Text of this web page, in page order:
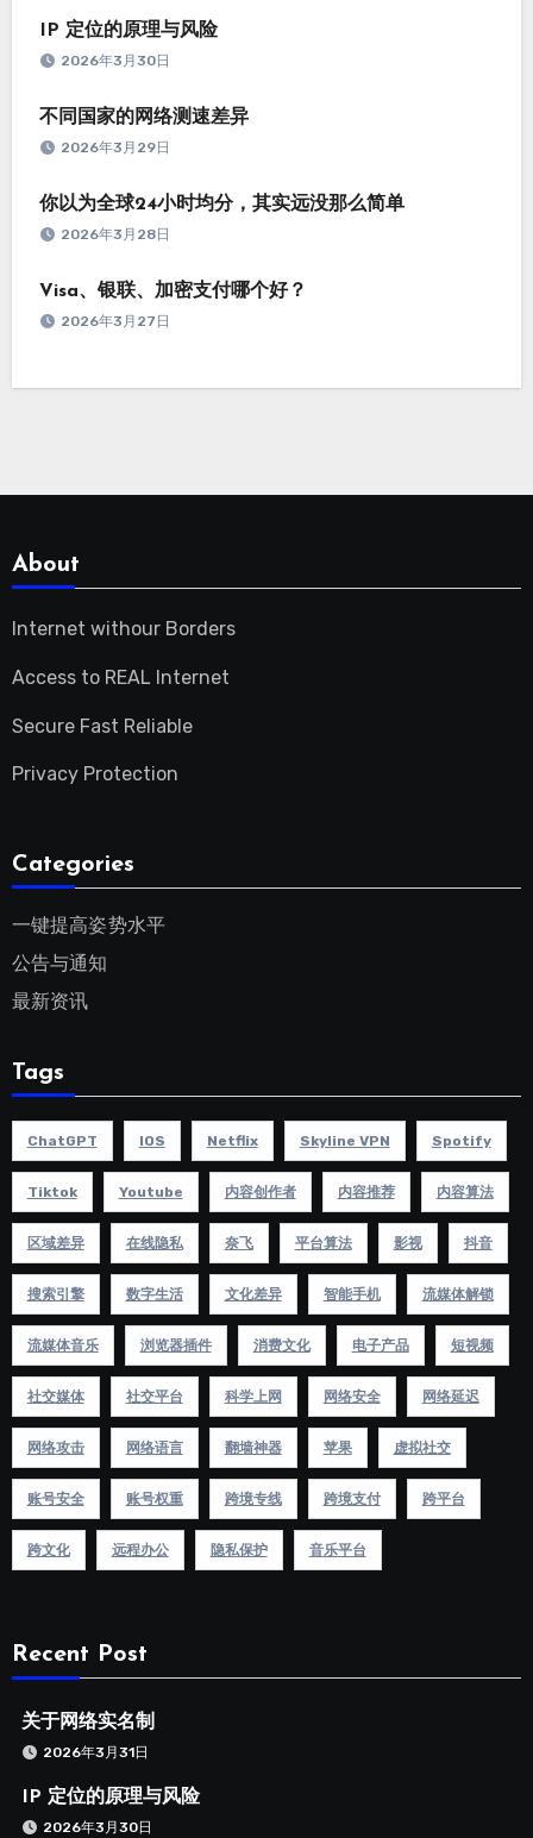
IP 定位的原理与风险
2026年3月30日
不同国家的网络测速差异
2026年3月29日
你以为全球24小时均分，其实远没那么简单
2026年3月28日
Visa、银联、加密支付哪个好？
2026年3月27日
About
Internet withour Borders
Access to REAL Internet
Secure Fast Reliable
Privacy Protection
Categories
一键提高姿势水平
公告与通知
最新资讯
Tags
ChatGPT IOS Netflix Skyline VPN Spotify
Tiktok Youtube 内容创作者 内容推荐 内容算法
区域差异 在线隐私 奈飞 平台算法 影视 抖音
搜索引擎 数字生活 文化差异 智能手机 流媒体解锁
流媒体音乐 浏览器插件 消费文化 电子产品 短视频
社交媒体 社交平台 科学上网 网络安全 网络延迟
网络攻击 网络语言 翻墙神器 苹果 虚拟社交
账号安全 账号权重 跨境专线 跨境支付 跨平台
跨文化 远程办公 隐私保护 音乐平台
Recent Post
关于网络实名制
2026年3月31日
IP 定位的原理与风险
2026年3月30日